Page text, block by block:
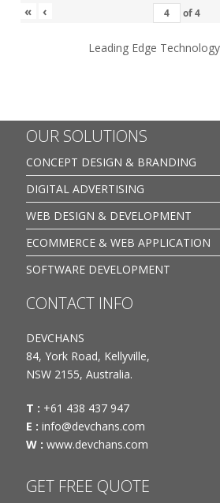
« ‹ of4
Leading Edge
OUR SOLUTIONS
CONCEPT DESIGN & BRANDING
DIGITAL ADVERTISING
WEB DESIGN & DEVELOPMENT
ECOMMERCE & WEB APPLICATION
SOFTWARE DEVELOPMENT
CONTACT INFO
DEVCHANS
84, York Road, Kellyville,
NSW 2155, Australia.
T : +61 438 437 947
E : info@devchans.com
W : www.devchans.com
GET FREE QUOTE